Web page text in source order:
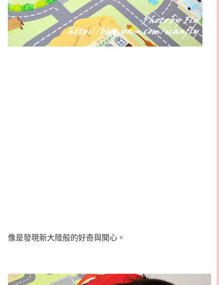
像是發現新大陸般的好奇與開心。